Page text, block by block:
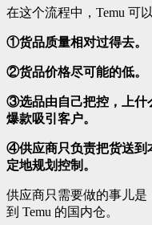
在这个流程中，Temu 可
①货品质量相对过得去。
②货品价格尽可能的低。
③选品由自己把控，上什
爆款吸引客户。
④供应商只负责把货送到
定地规划控制。
供应商只需要做的事儿
到 Temu 的国内仓。